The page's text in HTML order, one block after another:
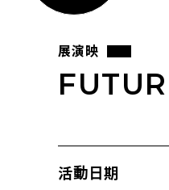
展演映
活動日期